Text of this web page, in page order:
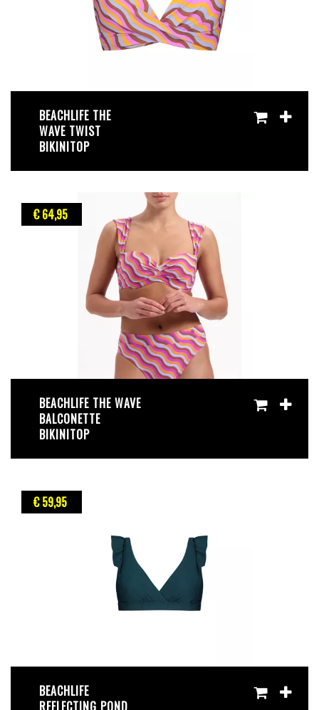
BEACHLIFE THE
WAVE TWIST
BIKINITOP
€ 64,95
BEACHLIFE THE WAVE
BALCONETTE
BIKINITOP
€ 59,95
BEACHLIFE
REFLECTING POND